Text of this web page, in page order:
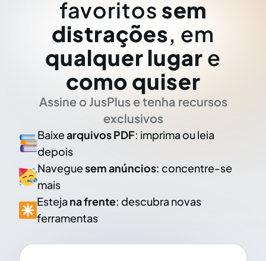
favoritos sem
distrações, em
qualquer lugar e
como quiser
Assine o JusPlus e tenha recursos
exclusivos
Baixearquivos PDF: imprima ou leia
depois
Naveguesem anúncios: concentre-se
mais
Esteja na frente: descubra novas
ferramentas